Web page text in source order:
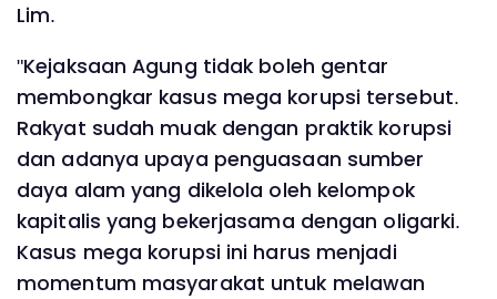
Lim.
"Kejaksaan Agung tidak boleh gentar
membongkar kasus mega korupsi tersebut.
Rakyat sudah muak dengan praktik korupsi
dan adanya upaya penguasaan sumber
daya alam yang dikelola oleh kelompok
kapitalis yang bekerjasama dengan oligarki.
Kasus mega korupsi ini harus menjadi
momentum masyarakat untuk melawan